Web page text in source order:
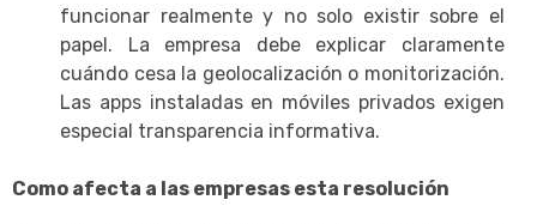
funcionar realmente y no solo existir sobre el
papel. La empresa debe explicar claramente
cuándo cesa la geolocalización o monitorización.
Las apps instaladas en móviles privados exigen
especial transparencia informativa.
Como afecta a las empresas esta resolución